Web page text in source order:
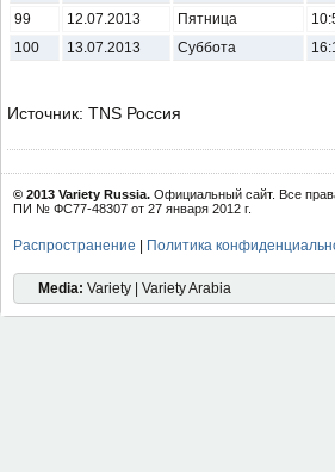
99
12.07.2013 Пятница
100
13.07.2013 Суббота
Источник: TNS Россия
© 2013 Variety Russia. Официальный сайт. Все
ПИ № ФС77-48307 от 27 января 2012 г.
Распространение Политика
Media: Variety | Variety Arabia